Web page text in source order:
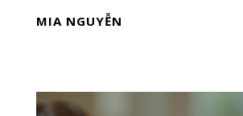
MIA NGUYỄN